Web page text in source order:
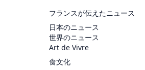
フランスが伝えたニュース
日本のニュース
世界のニュース
Art de Vivre
食文化